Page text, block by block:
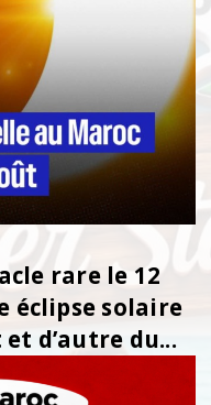
rare le 12
éclipse solaire
d’autre du...